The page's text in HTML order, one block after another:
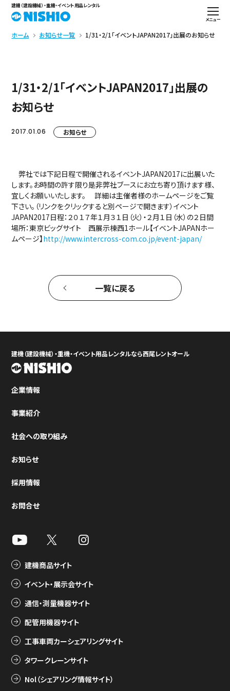
建機（建設機械）・重機・イベント用品レンタル
メニュー
ホーム お知らせ一覧 1/31・2/1「イベントJAPAN2017」出展のお知らせ
1/31・2/1「イベントJAPAN2017」出展の
お知らせ
2017.01.06 お知らせ
弊社では下記日程で開催されるイベントJAPAN2017に出展いた
します。お時間の許す限り是非弊社ブースにお立ち寄り頂けます様、
宜しくお願いいたします。 詳細は主催者様のホームページをご覧
下さい。（リンクをクリックすると別ページで開きます）イベント
JAPAN2017日程：２０１７年１月３１日（火）・２月１日（水）の２日間
場所：東京ビッグサイト 西展示棟西1ホール【イベントJAPANホー
ムページ】http://www.intercross-com.co.jp/event-japan/
一覧に戻る
建機（建設機械）・重機・イベント用品レンタルなら西尾レントオール
企業情報
事業紹介
社会への取り組み
お知らせ
採用情報
お問合せ
建機商品サイト
イベント・展示会サイト
通信・測量機器サイト
配管用機器サイト
工事車両カーシェアリングサイト
タワークレーンサイト
Nol（シェアリング情報サイト）